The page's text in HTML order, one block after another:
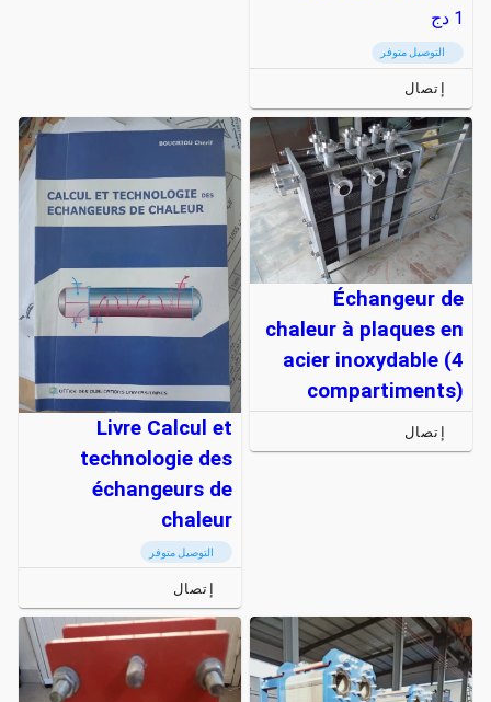
1 دج
التوصيل متوفر
إتصال
Échangeur de
chaleur à plaques en
acier inoxydable (4
compartiments)
إتصال
Livre Calcul et
technologie des
échangeurs de
chaleur
التوصيل متوفر
إتصال